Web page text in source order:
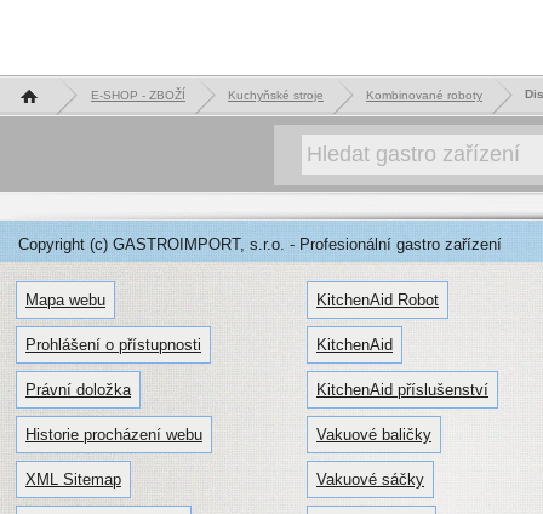
Hlavní stránka E-SHOP - ZBOŽÍ Kuchyňské stroje Kombinované roboty
Copyright (c) GASTROIMPORT, s.r.o. - Profesionální gastro zařízení
Mapa webu
Prohlášení o přístupnosti
Právní doložka
Historie procházení webu
XML Sitemap
KitchenAid Robot
KitchenAid
KitchenAid příslušenství
Vakuové baličky
Vakuové sáčky